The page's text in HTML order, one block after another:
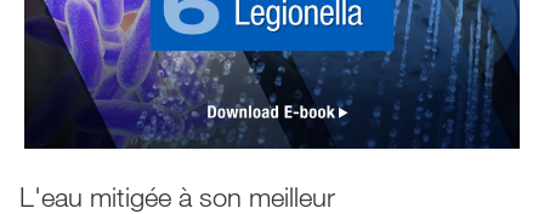
L'eau mitigée à son meilleur